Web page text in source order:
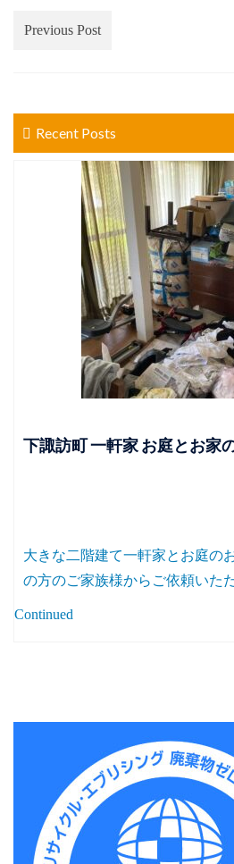
Previous Post
Recent Posts
下諏訪町 一軒家 お庭とお家
大きな二階建て一軒家とお庭の
の方のご家族様からご依頼いた
Continued